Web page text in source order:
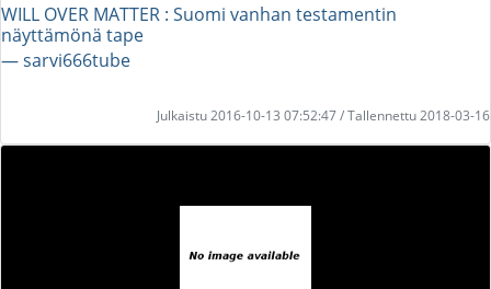
WILL OVER MATTER : Suomi vanhan testamentin
näyttämönä tape
― sarvi666tube
Julkaistu 2016-10-13 07:52:47 / Tallennettu 2018-03-16